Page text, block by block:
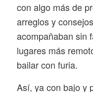
con algo más de
arreglos y
acompañaban sin
lugares más
bailar con furia.
Así, ya con bajo y